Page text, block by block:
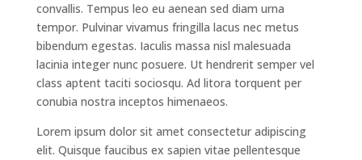
convallis. Tempus leo eu aenean sed diam urna
tempor. Pulvinar vivamus fringilla lacus nec metus
bibendum egestas. Iaculis massa nisl malesuada
lacinia integer nunc posuere. Ut hendrerit semper vel
class aptent taciti sociosqu. Ad litora torquent per
conubia nostra inceptos himenaeos.
Lorem ipsum dolor sit amet consectetur adipiscing
elit. Quisque faucibus ex sapien vitae pellentesque